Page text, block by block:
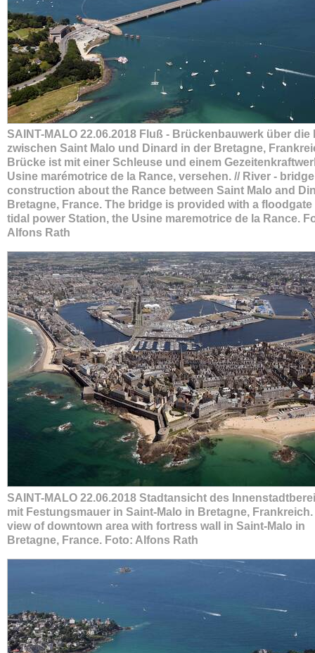
SAINT-MALO 22.06.2018 Fluß - Brückenbauwerk über die
zwischen Saint Malo und Dinard in der Bretagne,
Brücke ist mit einer Schleuse und einem
Usine marémotrice de la Rance, versehen. // River - bridge
construction about the Rance between Saint Malo and
Bretagne, France. The bridge is provided with a floodgate
tidal power Station, the Usine maremotrice de la Rance.
Alfons Rath
SAINT-MALO 22.06.2018 Stadtansicht des
mit Festungsmauer in Saint-Malo in Bretagne, Frankreich.
view of downtown area with fortress wall in Saint-Malo in
Bretagne, France. Foto: Alfons Rath